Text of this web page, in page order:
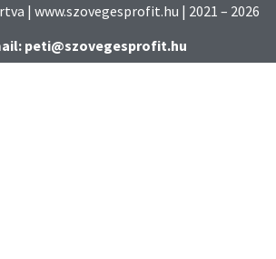
| www.szovegesprofit.hu | 2021 – 2026
peti@szovegesprofit.hu